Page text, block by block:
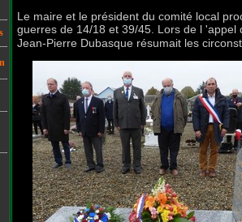
Le maire et le président du comité local
guerres de 14/18 et 39/45. Lors de l 'appel
Jean-Pierre Dubasque résumait les